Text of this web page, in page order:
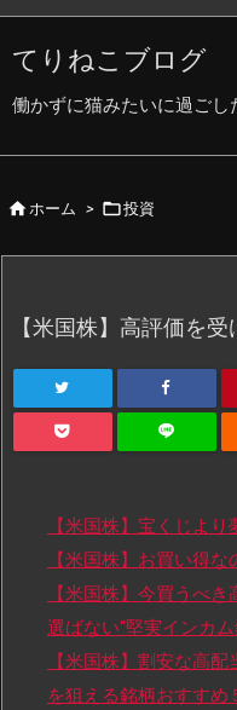
てりねこブログ
働かずに猫みたいに過ごし
ホーム > 投資
【米国株】高評価を
【米国株】宝くじよ
【米国株】お買い得
【米国株】今買うべ
選ばない“堅実インカム
【米国株】割安な高
を狙える銘柄おすすめ